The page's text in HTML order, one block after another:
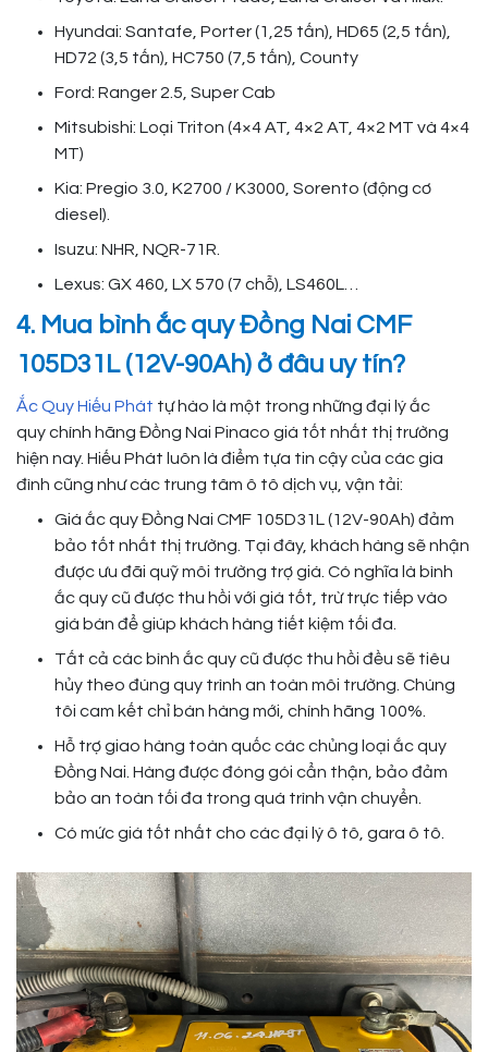
Hyundai: Santafe, Porter (1,25 tấn), HD65 (2,5 tấn),
HD72 (3,5 tấn), HC750 (7,5 tấn), County
Ford: Ranger 2.5, Super Cab
Mitsubishi: Loại Triton (4×4 AT, 4×2 AT, 4×2 MT và 4×4
MT)
Kia: Pregio 3.0, K2700 / K3000, Sorento (động cơ
diesel).
Isuzu: NHR, NQR-71R.
Lexus: GX 460, LX 570 (7 chỗ), LS460L…
4. Mua bình ắc quy Đồng Nai CMF
105D31L (12V-90Ah) ở đâu uy tín?
Ắc Quy Hiếu Phát tự hào là một trong những đại lý ắc
quy chính hãng Đồng Nai Pinaco giá tốt nhất thị trường
hiện nay. Hiếu Phát luôn là điểm tựa tin cậy của các gia
đình cũng như các trung tâm ô tô dịch vụ, vận tải:
Giá ắc quy Đồng Nai CMF 105D31L (12V-90Ah) đảm
bảo tốt nhất thị trường. Tại đây, khách hàng sẽ nhận
được ưu đãi quỹ môi trường trợ giá. Có nghĩa là bình
ắc quy cũ được thu hồi với giá tốt, trừ trực tiếp vào
giá bán để giúp khách hàng tiết kiệm tối đa.
Tất cả các bình ắc quy cũ được thu hồi đều sẽ tiêu
hủy theo đúng quy trình an toàn môi trường. Chúng
tôi cam kết chỉ bán hàng mới, chính hãng 100%.
Hỗ trợ giao hàng toàn quốc các chủng loại ắc quy
Đồng Nai. Hàng được đóng gói cẩn thận, bảo đảm
bảo an toàn tối đa trong quá trình vận chuyển.
Có mức giá tốt nhất cho các đại lý ô tô, gara ô tô.